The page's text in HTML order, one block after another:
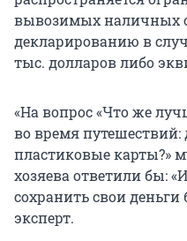
вывозимых наличных
декларированию в
тыс. долларов либо
«На вопрос «Что же
во время
пластиковые карты?»
хозяева ответили бы:
сохранить свои деньги
эксперт.